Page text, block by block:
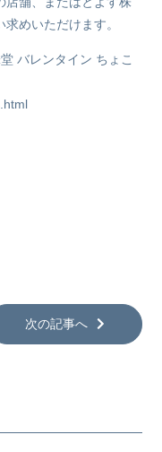
めいただけます。
バレンタイン ちょこ
次の記事へ